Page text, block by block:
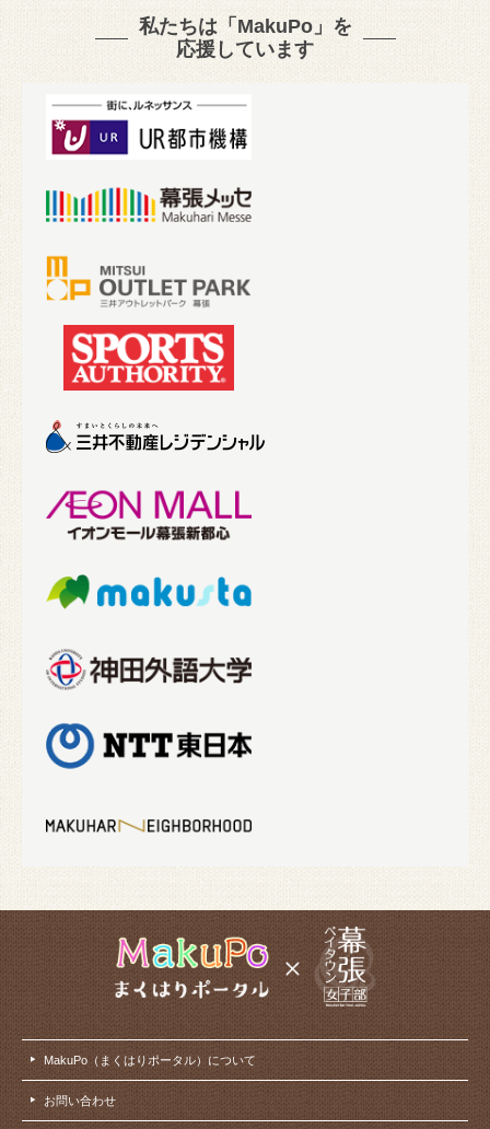
私たちは「MakuPo」を
応援しています
MakuPo（まくはりポータル）について
お問い合わせ